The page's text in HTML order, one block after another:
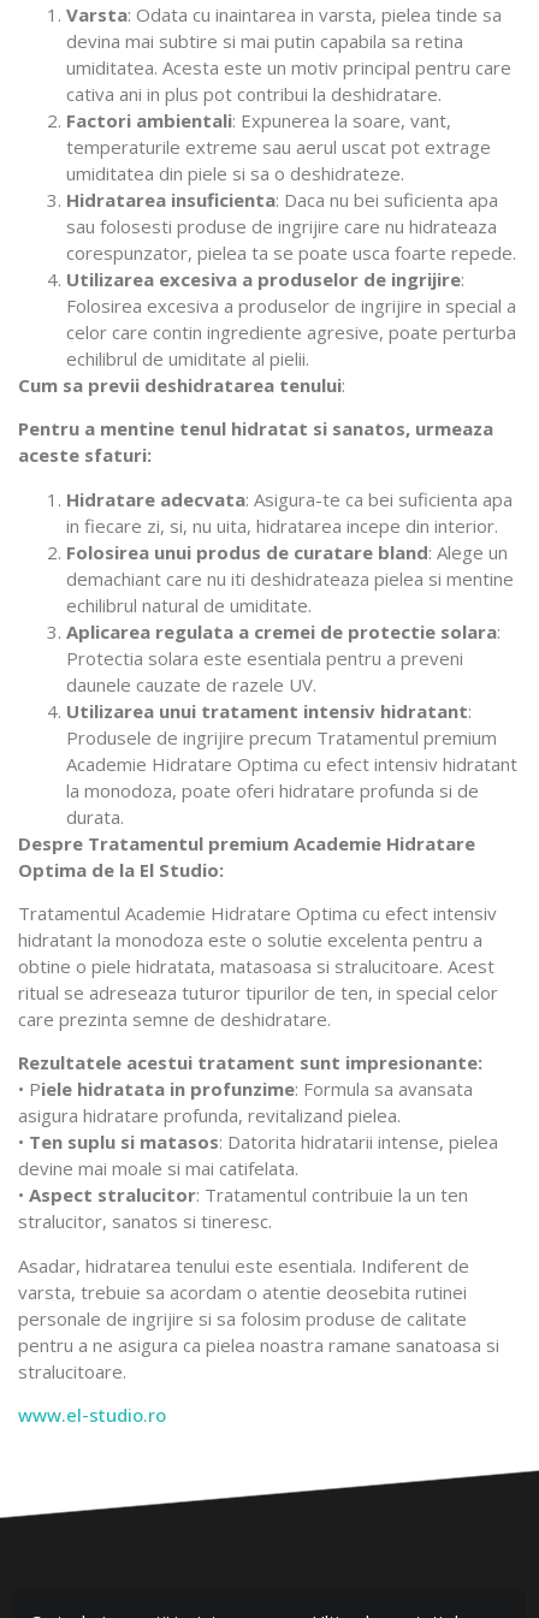
Varsta: Odata cu inaintarea in varsta, pielea tinde sa
devina mai subtire si mai putin capabila sa retina
umiditatea. Acesta este un motiv principal pentru care
cativa ani in plus pot contribui la deshidratare.
Factori ambientali: Expunerea la soare, vant,
temperaturile extreme sau aerul uscat pot extrage
umiditatea din piele si sa o deshidrateze.
Hidratarea insuficienta: Daca nu bei suficienta apa
sau folosesti produse de ingrijire care nu hidrateaza
corespunzator, pielea ta se poate usca foarte repede.
Utilizarea excesiva a produselor de ingrijire:
Folosirea excesiva a produselor de ingrijire in special a
celor care contin ingrediente agresive, poate perturba
echilibrul de umiditate al pielii.
Cum sa previi deshidratarea tenului:
Pentru a mentine tenul hidratat si sanatos, urmeaza
aceste sfaturi:
Hidratare adecvata: Asigura-te ca bei suficienta apa
in fiecare zi, si, nu uita, hidratarea incepe din interior.
Folosirea unui produs de curatare bland: Alege un
demachiant care nu iti deshidrateaza pielea si mentine
echilibrul natural de umiditate.
Aplicarea regulata a cremei de protectie solara:
Protectia solara este esentiala pentru a preveni
daunele cauzate de razele UV.
Utilizarea unui tratament intensiv hidratant:
Produsele de ingrijire precum Tratamentul premium
Academie Hidratare Optima cu efect intensiv hidratant
la monodoza, poate oferi hidratare profunda si de
durata.
Despre Tratamentul premium Academie Hidratare
Optima de la El Studio:
Tratamentul Academie Hidratare Optima cu efect intensiv
hidratant la monodoza este o solutie excelenta pentru a
obtine o piele hidratata, matasoasa si stralucitoare. Acest
ritual se adreseaza tuturor tipurilor de ten, in special celor
care prezinta semne de deshidratare.
Rezultatele acestui tratament sunt impresionante:
• Piele hidratata in profunzime: Formula sa avansata
asigura hidratare profunda, revitalizand pielea.
• Ten suplu si matasos: Datorita hidratarii intense, pielea
devine mai moale si mai catifelata.
• Aspect stralucitor: Tratamentul contribuie la un ten
stralucitor, sanatos si tineresc.
Asadar, hidratarea tenului este esentiala. Indiferent de
varsta, trebuie sa acordam o atentie deosebita rutinei
personale de ingrijire si sa folosim produse de calitate
pentru a ne asigura ca pielea noastra ramane sanatoasa si
stralucitoare.
www.el-studio.ro